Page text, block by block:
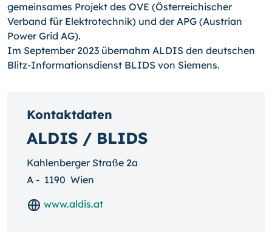
gemeinsames Projekt des OVE (Österreichischer
Verband für Elektrotechnik) und der APG (Austrian
Power Grid AG).
Im September 2023 übernahm ALDIS den deutschen
Blitz-Informationsdienst BLIDS von Siemens.
Kontaktdaten
ALDIS / BLIDS
Kahlenberger Straße 2a
A - 1190 Wien
www.aldis.at